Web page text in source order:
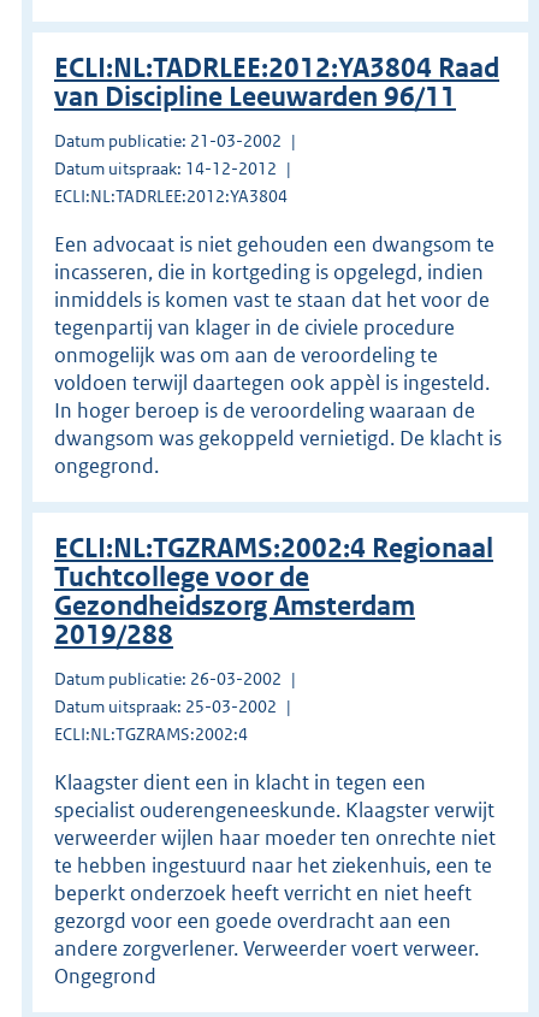
ECLI:NL:TADRLEE:2012:YA3804 Raad
van Discipline Leeuwarden 96/11
Datum publicatie: 21-03-2002
Datum uitspraak: 14-12-2012
ECLI:NL:TADRLEE:2012:YA3804
Een advocaat is niet gehouden een dwangsom te
incasseren, die in kortgeding is opgelegd, indien
inmiddels is komen vast te staan dat het voor de
tegenpartij van klager in de civiele procedure
onmogelijk was om aan de veroordeling te
voldoen terwijl daartegen ook appèl is ingesteld.
In hoger beroep is de veroordeling waaraan de
dwangsom was gekoppeld vernietigd. De klacht is
ongegrond.
ECLI:NL:TGZRAMS:2002:4 Regionaal
Tuchtcollege voor de
Gezondheidszorg Amsterdam
2019/288
Datum publicatie: 26-03-2002
Datum uitspraak: 25-03-2002
ECLI:NL:TGZRAMS:2002:4
Klaagster dient een in klacht in tegen een
specialist ouderengeneeskunde. Klaagster verwijt
verweerder wijlen haar moeder ten onrechte niet
te hebben ingestuurd naar het ziekenhuis, een te
beperkt onderzoek heeft verricht en niet heeft
gezorgd voor een goede overdracht aan een
andere zorgverlener. Verweerder voert verweer.
Ongegrond